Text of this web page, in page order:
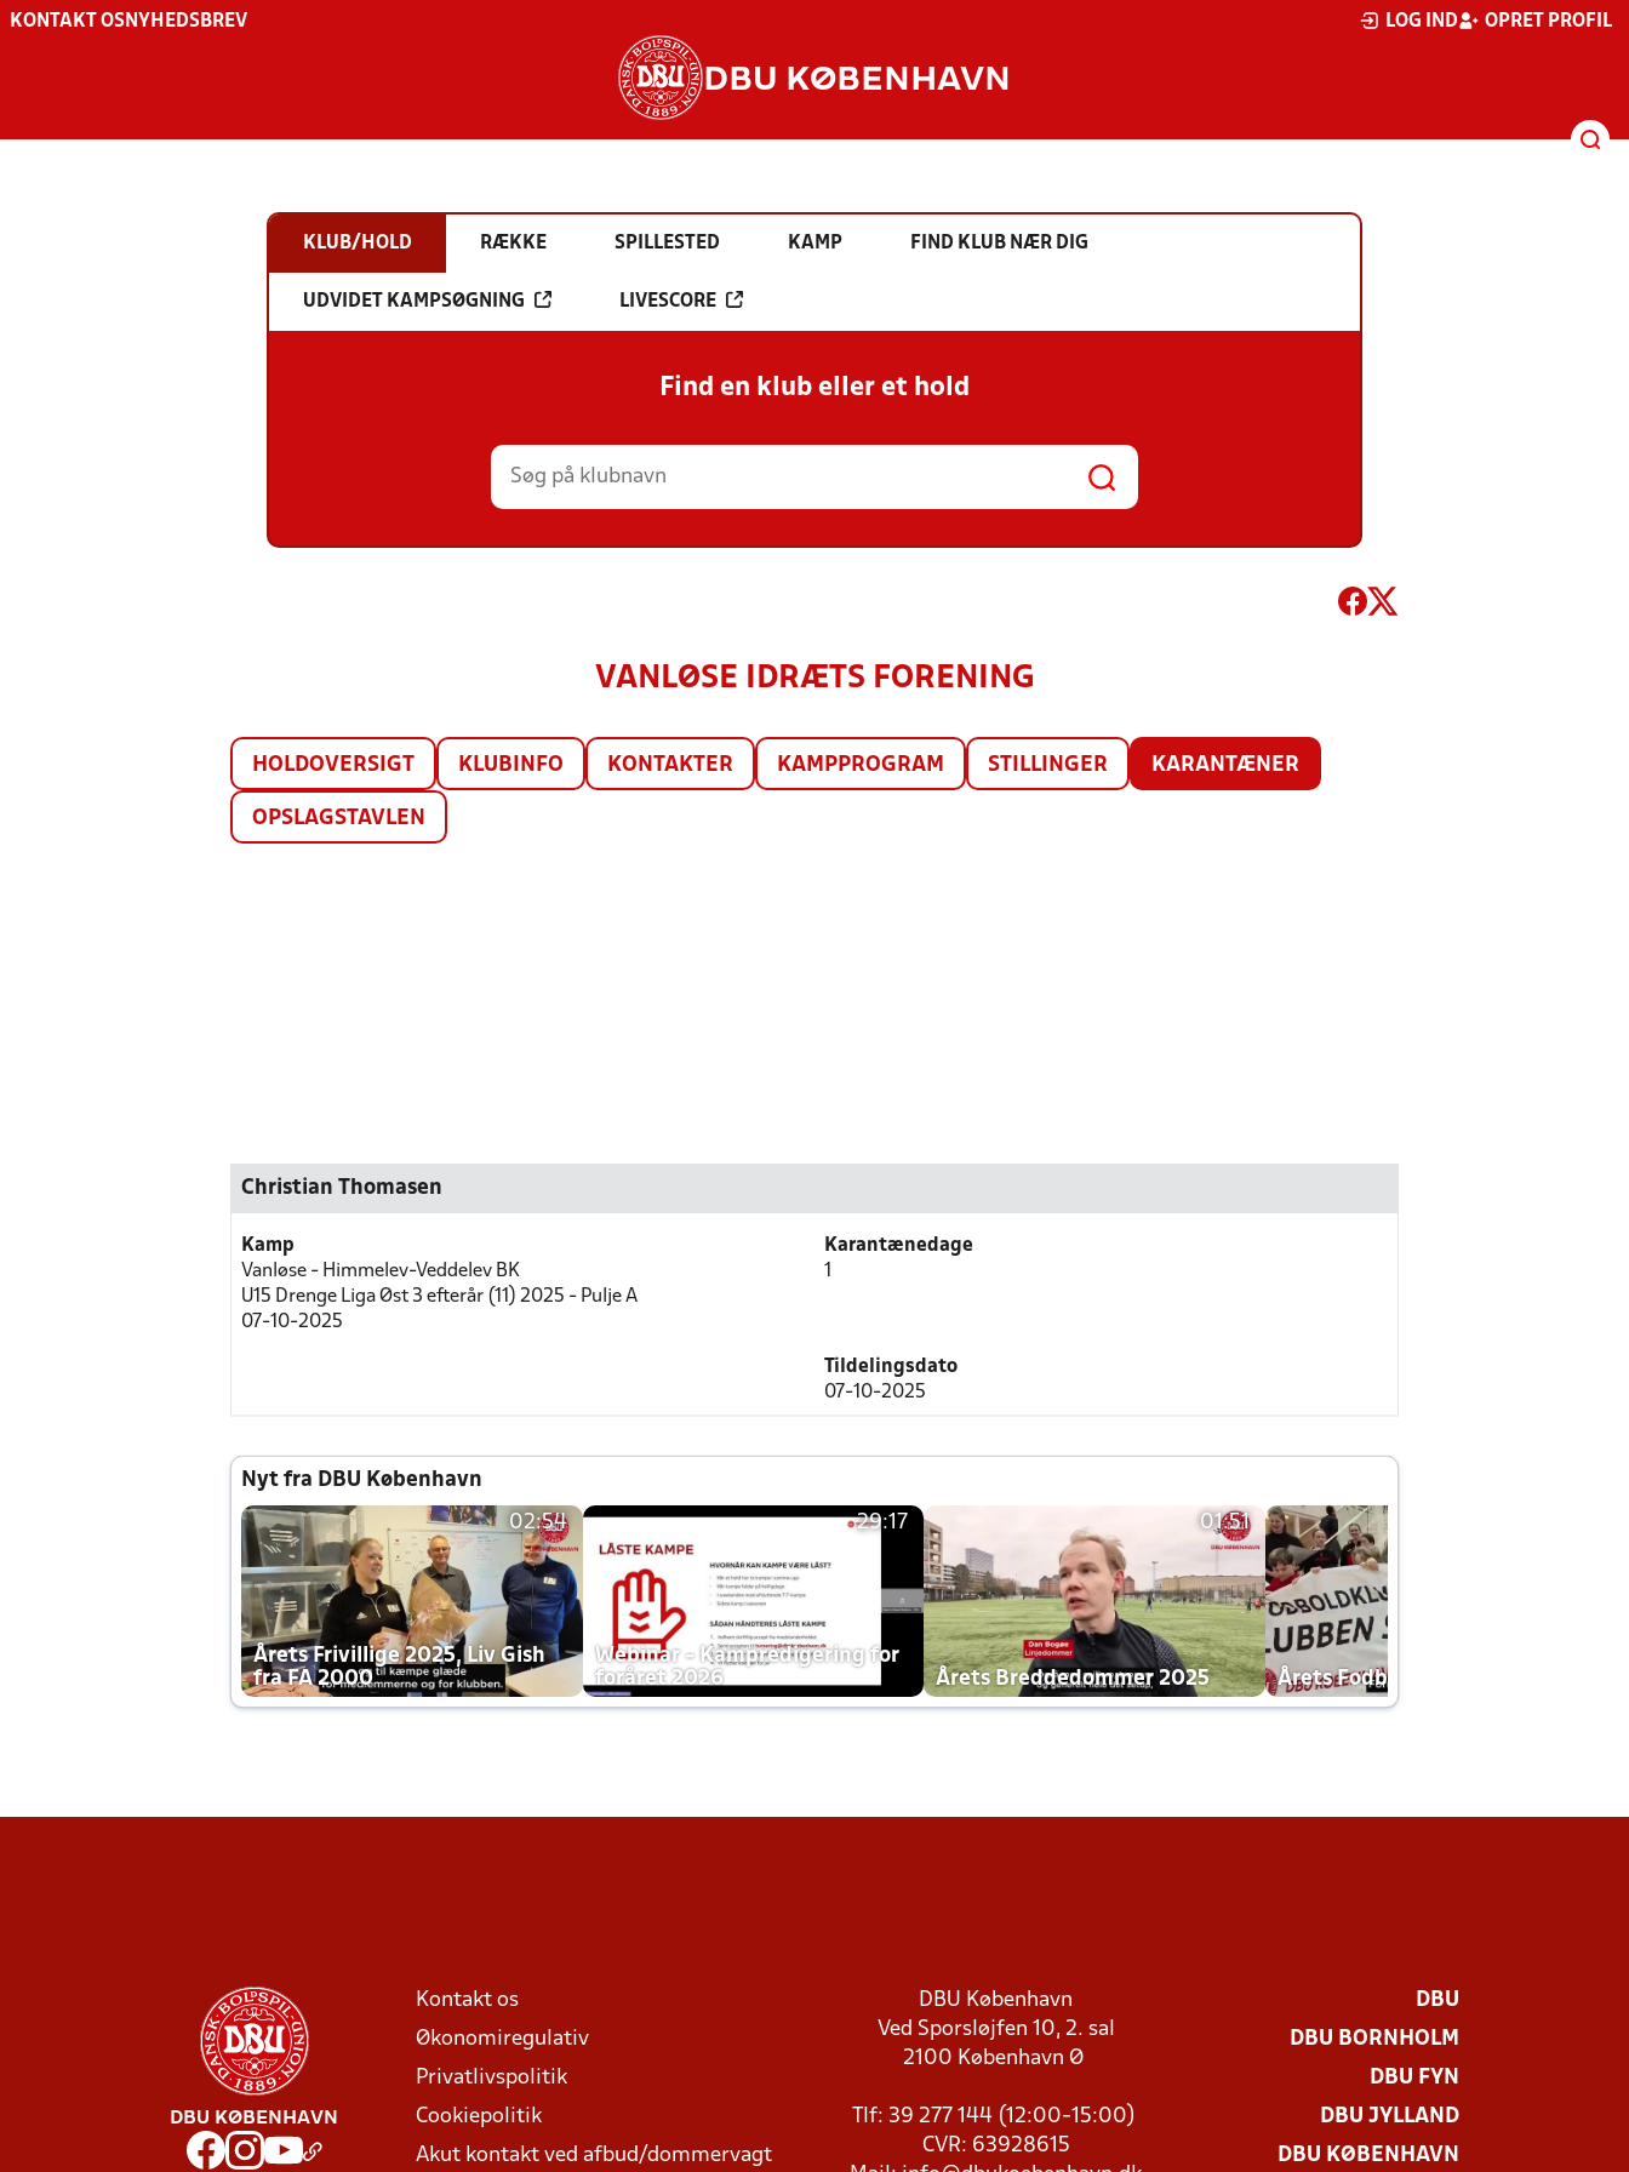
KONTAKT OS NYHEDSBREV LOG IND OPRET PROFIL
DBU KØBENHAVN
KLUB/HOLD RÆKKE SPILLESTED KAMP FIND KLUB NÆR DIG
UDVIDET KAMPSØGNING LIVESCORE
Find en klub eller et hold
VANLØSE IDRÆTS FORENING
HOLDOVERSIGT KLUBINFO KONTAKTER KAMPPROGRAM STILLINGER KARANTÆNER
OPSLAGSTAVLEN
Christian Thomasen
Kamp
Vanløse - Himmelev-Veddelev BK
U15 Drenge Liga Øst 3 efterår (11) 2025 - Pulje A
07-10-2025
Karantænedage
1
Tildelingsdato
07-10-2025
Nyt fra DBU København
02:54
Årets Frivillige 2025, Liv Gish
fra FA 2000
29:17
Webinar - Kampredigering for
foråret 2026
01:51
Årets Breddedommer 2025 Årets Fodboldklub 2025 mp4
DBU KØBENHAVN
Kontakt os
Økonomiregulativ
Privatlivspolitik
Cookiepolitik
Akut kontakt ved afbud/dommervagt
DBU København
Ved Sporsløjfen 10, 2. sal
2100 København Ø
Tlf: 39 277 144 (12:00-15:00)
CVR: 63928615
DBU
DBU BORNHOLM
DBU FYN
DBU JYLLAND
DBU KØBENHAVN